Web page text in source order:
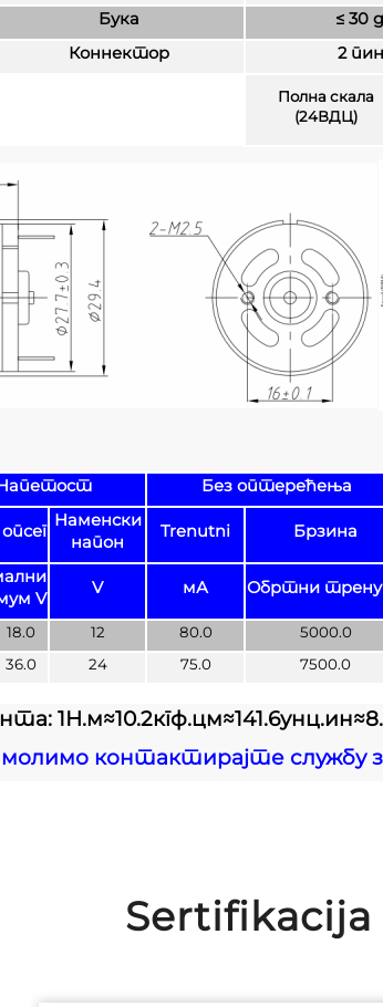
Бука
≤ 30
Коннектор
2
Полна скала
(24ВДЦ)
Без оптерећења
Наменски
напон
Trenutni Брзина
V
V мА Обртни
18.0 12 80.0 5000.0
36.0
24 75.0 7500.0
контактирајте службу
Sertifikacija